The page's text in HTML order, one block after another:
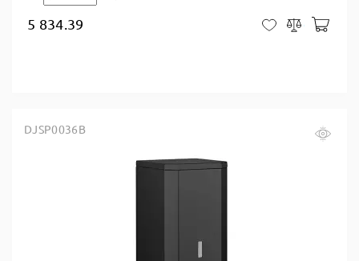
5 834.39 В закладки
Сравнить
DJSP0036B